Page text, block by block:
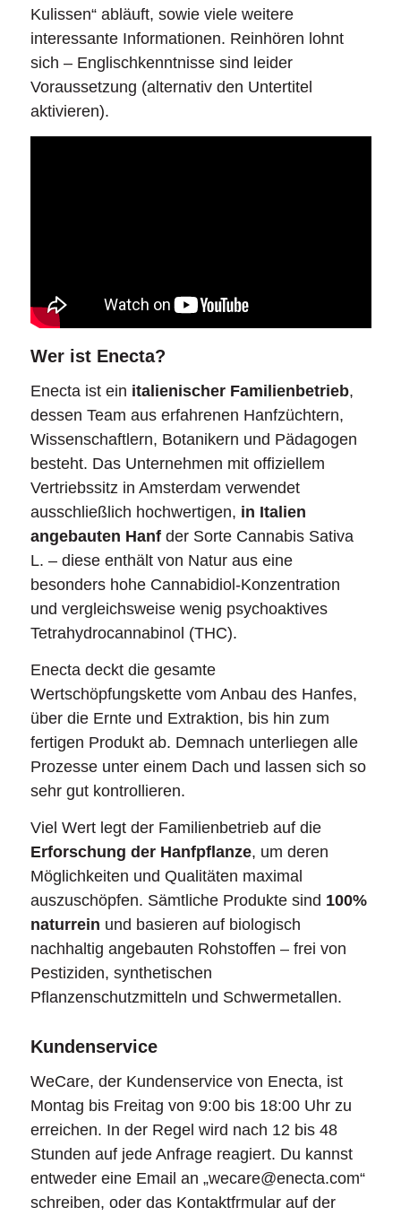
Kulissen“ abläuft, sowie viele weitere
interessante Informationen. Reinhören lohnt
sich – Englischkenntnisse sind leider
Voraussetzung (alternativ den Untertitel
aktivieren).
Wer ist Enecta?
Enecta ist ein italienischer Familienbetrieb,
dessen Team aus erfahrenen Hanfzüchtern,
Wissenschaftlern, Botanikern und Pädagogen
besteht. Das Unternehmen mit offiziellem
Vertriebssitz in Amsterdam verwendet
ausschließlich hochwertigen, in Italien
angebauten Hanf der Sorte Cannabis Sativa
L. – diese enthält von Natur aus eine
besonders hohe Cannabidiol-Konzentration
und vergleichsweise wenig psychoaktives
Tetrahydrocannabinol (THC).
Enecta deckt die gesamte
Wertschöpfungskette vom Anbau des Hanfes,
über die Ernte und Extraktion, bis hin zum
fertigen Produkt ab. Demnach unterliegen alle
Prozesse unter einem Dach und lassen sich so
sehr gut kontrollieren.
Viel Wert legt der Familienbetrieb auf die
Erforschung der Hanfpflanze, um deren
Möglichkeiten und Qualitäten maximal
auszuschöpfen. Sämtliche Produkte sind 100%
naturrein und basieren auf biologisch
nachhaltig angebauten Rohstoffen – frei von
Pestiziden, synthetischen
Pflanzenschutzmitteln und Schwermetallen.
Kundenservice
WeCare, der Kundenservice von Enecta, ist
Montag bis Freitag von 9:00 bis 18:00 Uhr zu
erreichen. In der Regel wird nach 12 bis 48
Stunden auf jede Anfrage reagiert. Du kannst
entweder eine Email an „wecare@enecta.com“
schreiben, oder das Kontaktfrmular auf der